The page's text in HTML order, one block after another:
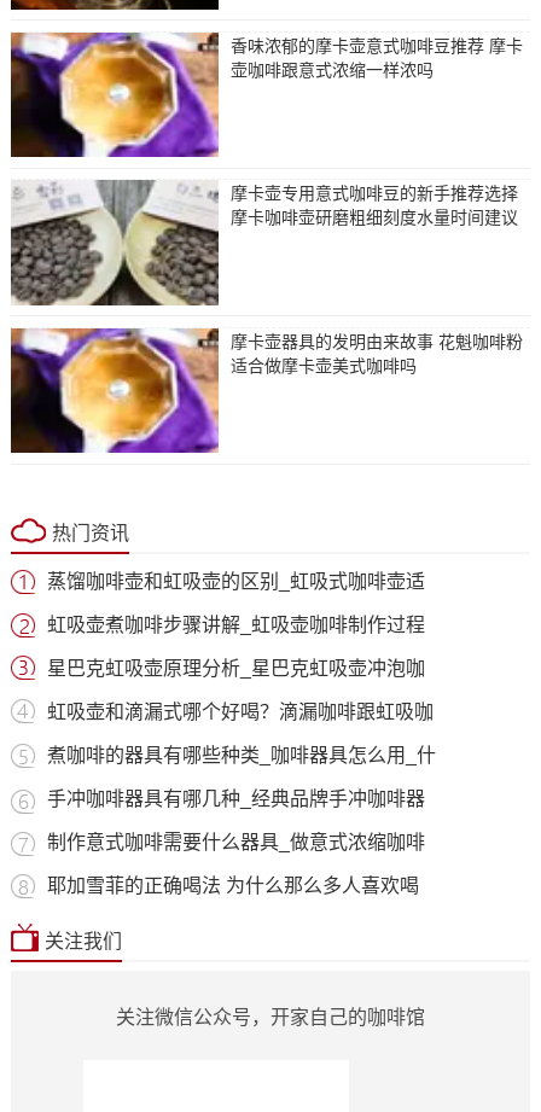
香味浓郁的摩卡壶意式咖啡豆推荐 摩卡
壶咖啡跟意式浓缩一样浓吗
摩卡壶专用意式咖啡豆的新手推荐选择
摩卡咖啡壶研磨粗细刻度水量时间建议
摩卡壶器具的发明由来故事 花魁咖啡粉
适合做摩卡壶美式咖啡吗
热门资讯
蒸馏咖啡壶和虹吸壶的区别_虹吸式咖啡壶适
虹吸壶煮咖啡步骤讲解_虹吸壶咖啡制作过程
星巴克虹吸壶原理分析_星巴克虹吸壶冲泡咖
虹吸壶和滴漏式哪个好喝？滴漏咖啡跟虹吸咖
煮咖啡的器具有哪些种类_咖啡器具怎么用_什
手冲咖啡器具有哪几种_经典品牌手冲咖啡器
制作意式咖啡需要什么器具_做意式浓缩咖啡
耶加雪菲的正确喝法 为什么那么多人喜欢喝
关注我们
关注微信公众号，开家自己的咖啡馆